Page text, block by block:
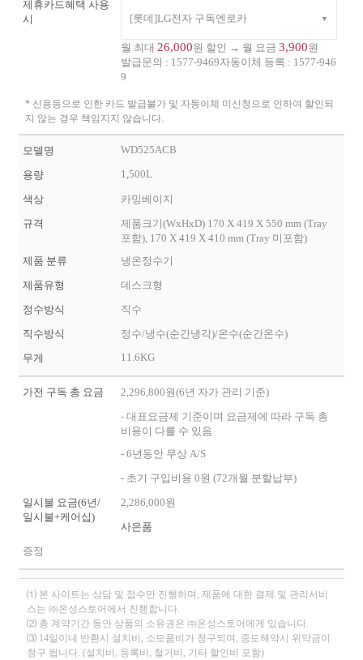
제휴카드혜택 사용
시
[롯데]LG전자 구독엔로카
월 최대 26,000원 할인 → 월 요금 3,900원
발급문의 : 1577-9469자동이체 등록 : 1577-946
9
* 신용등으로 인한 카드 발급불가 및 자동이체 미신청으로 인하여 할인되
지 않는 경우 책임지지 않습니다.
모델명 WD525ACB
용량 1,500L
색상
카밍베이지
규격
제품크기(WxHxD) 170 X 419 X 550 mm (Tray
포함), 170 X 419 X 410 mm (Tray 미포함)
제품 분류
냉온정수기
제품유형
데스크형
정수방식
직수
직수방식
정수/냉수(순간냉각)/온수(순간온수)
무게
11.6KG
가전 구독 총 요금
2,296,800원(6년 자가 관리 기준)
- 대표요금제 기준이며 요금제에 따라 구독 총
비용이 다를 수 있음
- 6년동안 무상 A/S
- 초기 구입비용 0원 (72개월 분할납부)
일시불 요금(6년/
일시불+케어십)
2,286,000원
사은품
증정
⑴ 본 사이트는 상담 및 접수만 진행하며, 제품에 대한 결제 및 관리서비
스는 ㈜온성스토어에서 진행합니다.
⑵ 총 계약기간 동안 상품의 소유권은 ㈜온성스토어에게 있습니다.
⑶ 14일이내 반환시 설치비, 소모품비가 청구되며, 중도해약시 위약금이
청구 됩니다. (설치비, 등록비, 철거비, 기타 할인비 포함)